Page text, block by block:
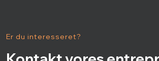
Er du interesseret?